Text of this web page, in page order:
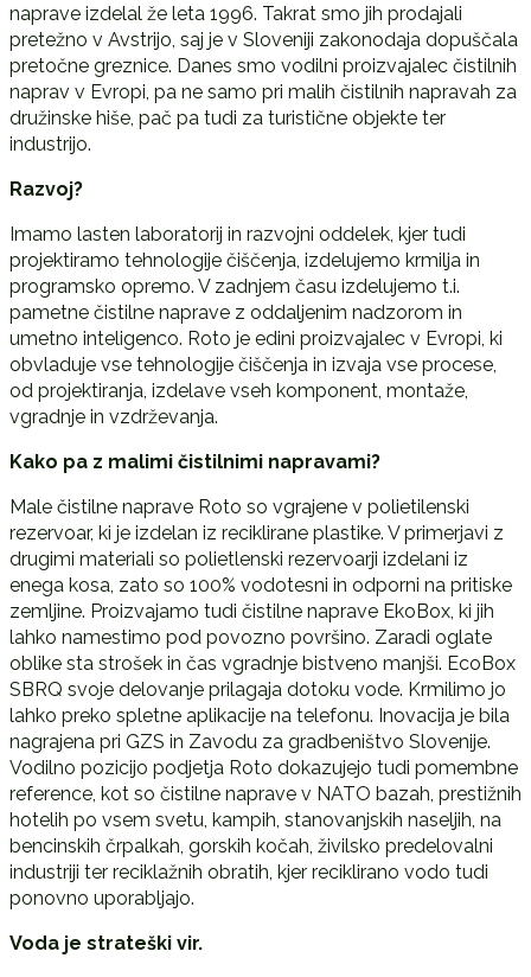
naprave izdelal že leta 1996. Takrat smo jih prodajali
pretežno v Avstrijo, saj je v Sloveniji zakonodaja dopuščala
pretočne greznice. Danes smo vodilni proizvajalec čistilnih
naprav v Evropi, pa ne samo pri malih čistilnih napravah za
družinske hiše, pač pa tudi za turistične objekte ter
industrijo.
Razvoj?
Imamo lasten laboratorij in razvojni oddelek, kjer tudi
projektiramo tehnologije čiščenja, izdelujemo krmilja in
programsko opremo. V zadnjem času izdelujemo t.i.
pametne čistilne naprave z oddaljenim nadzorom in
umetno inteligenco. Roto je edini proizvajalec v Evropi, ki
obvladuje vse tehnologije čiščenja in izvaja vse procese,
od projektiranja, izdelave vseh komponent, montaže,
vgradnje in vzdrževanja.
Kako pa z malimi čistilnimi napravami?
Male čistilne naprave Roto so vgrajene v polietilenski
rezervoar, ki je izdelan iz reciklirane plastike. V primerjavi z
drugimi materiali so polietlenski rezervoarji izdelani iz
enega kosa, zato so 100% vodotesni in odporni na pritiske
zemljine. Proizvajamo tudi čistilne naprave EkoBox, ki jih
lahko namestimo pod povozno površino. Zaradi oglate
oblike sta strošek in čas vgradnje bistveno manjši. EcoBox
SBRQ svoje delovanje prilagaja dotoku vode. Krmilimo jo
lahko preko spletne aplikacije na telefonu. Inovacija je bila
nagrajena pri GZS in Zavodu za gradbeništvo Slovenije.
Vodilno pozicijo podjetja Roto dokazujejo tudi pomembne
reference, kot so čistilne naprave v NATO bazah, prestižnih
hotelih po vsem svetu, kampih, stanovanjskih naseljih, na
bencinskih črpalkah, gorskih kočah, živilsko predelovalni
industriji ter reciklažnih obratih, kjer reciklirano vodo tudi
ponovno uporabljajo.
Voda je strateški vir.